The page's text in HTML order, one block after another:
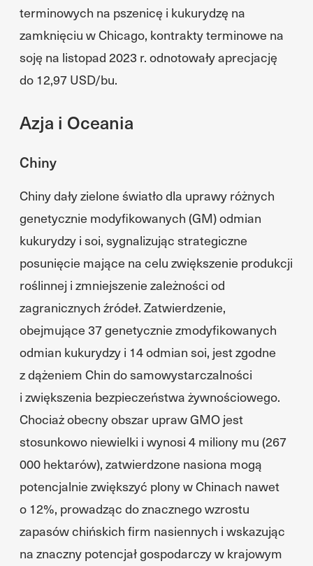
terminowych na pszenicę i kukurydzę na
zamknięciu w Chicago, kontrakty terminowe na
soję na listopad 2023 r. odnotowały aprecjację
do 12,97 USD/bu.
Azja i Oceania
Chiny
Chiny dały zielone światło dla uprawy różnych
genetycznie modyfikowanych (GM) odmian
kukurydzy i soi, sygnalizując strategiczne
posunięcie mające na celu zwiększenie produkcji
roślinnej i zmniejszenie zależności od
zagranicznych źródeł. Zatwierdzenie,
obejmujące 37 genetycznie zmodyfikowanych
odmian kukurydzy i 14 odmian soi, jest zgodne
z dążeniem Chin do samowystarczalności
i zwiększenia bezpieczeństwa żywnościowego.
Chociaż obecny obszar upraw GMO jest
stosunkowo niewielki i wynosi 4 miliony mu (267
000 hektarów), zatwierdzone nasiona mogą
potencjalnie zwiększyć plony w Chinach nawet
o 12%, prowadząc do znacznego wzrostu
zapasów chińskich firm nasiennych i wskazując
na znaczny potencjał gospodarczy w krajowym